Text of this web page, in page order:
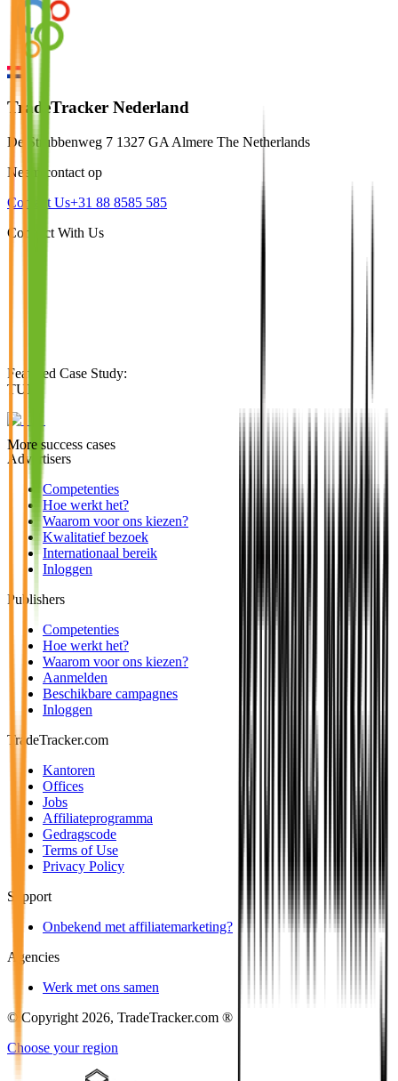
TradeTracker Nederland
De Strubbenweg 7 1327 GA Almere The Netherlands
Neem contact op
Contact Us+31 88 8585 585
Connect With Us
Featured Case Study:
TUI
More success cases
Advertisers
Competenties
Hoe werkt het?
Waarom voor ons kiezen?
Kwalitatief bezoek
Internationaal bereik
Inloggen
Publishers
Competenties
Hoe werkt het?
Waarom voor ons kiezen?
Aanmelden
Beschikbare campagnes
Inloggen
TradeTracker.com
Kantoren
Offices
Jobs
Affiliateprogramma
Gedragscode
Terms of Use
Privacy Policy
Support
Onbekend met affiliatemarketing?
Agencies
Werk met ons samen
© Copyright 2026, TradeTracker.com ®
Choose your region